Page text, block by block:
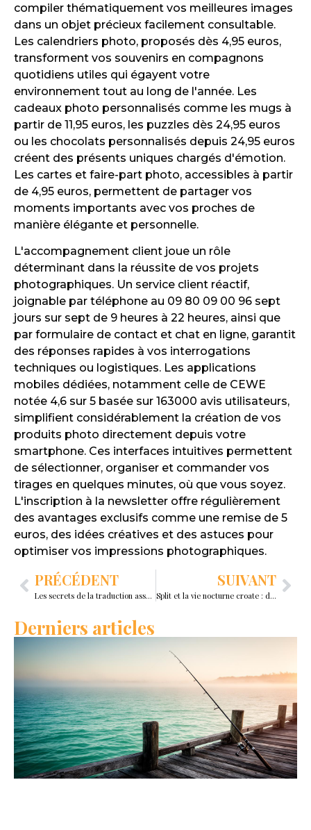
compiler thématiquement vos meilleures images
dans un objet précieux facilement consultable.
Les calendriers photo, proposés dès 4,95 euros,
transforment vos souvenirs en compagnons
quotidiens utiles qui égayent votre
environnement tout au long de l'année. Les
cadeaux photo personnalisés comme les mugs à
partir de 11,95 euros, les puzzles dès 24,95 euros
ou les chocolats personnalisés depuis 24,95 euros
créent des présents uniques chargés d'émotion.
Les cartes et faire-part photo, accessibles à partir
de 4,95 euros, permettent de partager vos
moments importants avec vos proches de
manière élégante et personnelle.
L'accompagnement client joue un rôle
déterminant dans la réussite de vos projets
photographiques. Un service client réactif,
joignable par téléphone au 09 80 09 00 96 sept
jours sur sept de 9 heures à 22 heures, ainsi que
par formulaire de contact et chat en ligne, garantit
des réponses rapides à vos interrogations
techniques ou logistiques. Les applications
mobiles dédiées, notamment celle de CEWE
notée 4,6 sur 5 basée sur 163000 avis utilisateurs,
simplifient considérablement la création de vos
produits photo directement depuis votre
smartphone. Ces interfaces intuitives permettent
de sélectionner, organiser et commander vos
tirages en quelques minutes, où que vous soyez.
L'inscription à la newsletter offre régulièrement
des avantages exclusifs comme une remise de 5
euros, des idées créatives et des astuces pour
optimiser vos impressions photographiques.
PRÉCÉDENT
Les secrets de la traduction assermentée avec ML Traduction
SUIVANT
Split et la vie nocturne croate : découvrez où faire la fête en Croatie
Derniers articles